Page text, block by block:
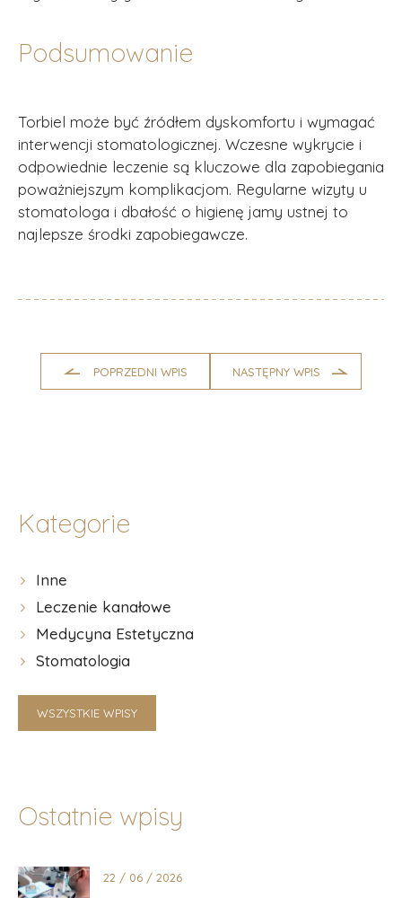
Podsumowanie
Torbiel może być źródłem dyskomfortu i wymagać
interwencji stomatologicznej. Wczesne wykrycie i
odpowiednie leczenie są kluczowe dla zapobiegania
poważniejszym komplikacjom. Regularne wizyty u
stomatologa i dbałość o higienę jamy ustnej to
najlepsze środki zapobiegawcze.
POPRZEDNI WPIS NASTĘPNY WPIS
Kategorie
Inne
Leczenie kanałowe
Medycyna Estetyczna
Stomatologia
WSZYSTKIE WPISY
Ostatnie wpisy
22 / 06 / 2026